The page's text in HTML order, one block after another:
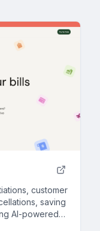
customer
saving
AI-powered